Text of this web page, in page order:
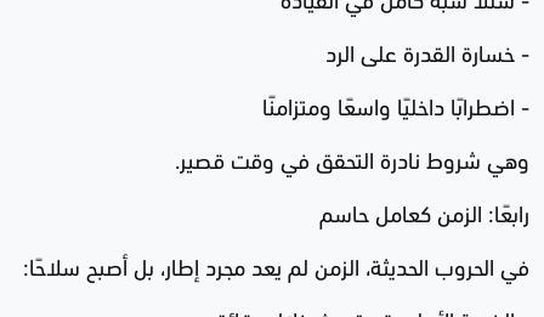
- خسارة القدرة على الرد
- اضطرابًا داخليًا واسعًا ومتزامنًا
وهي شروط نادرة التحقق في وقت قصير.
رابعًا: الزمن كعامل حاسم
في الحروب الحديثة، الزمن لم يعد مجرد إطار، بل أصبح سلاحًا: